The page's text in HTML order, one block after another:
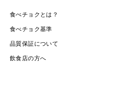
食べチョクとは？
食べチョク基準
品質保証について
飲食店の方へ